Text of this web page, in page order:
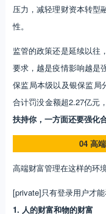
压力，减轻理财资本转型
性。
监管的政策还是延续以往
要求，越是疫情影响越是
保监局本级以及银保监局
合计罚没金额超2.27亿元
扶持你，一方面还要强化
04 高
高端财富管理在这样的环
[private]只有登录用户才
1. 人的财富和物的财富